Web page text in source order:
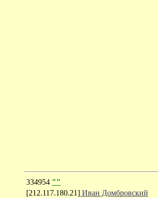
334954 ""
[212.117.180.21] Иван Домбровский